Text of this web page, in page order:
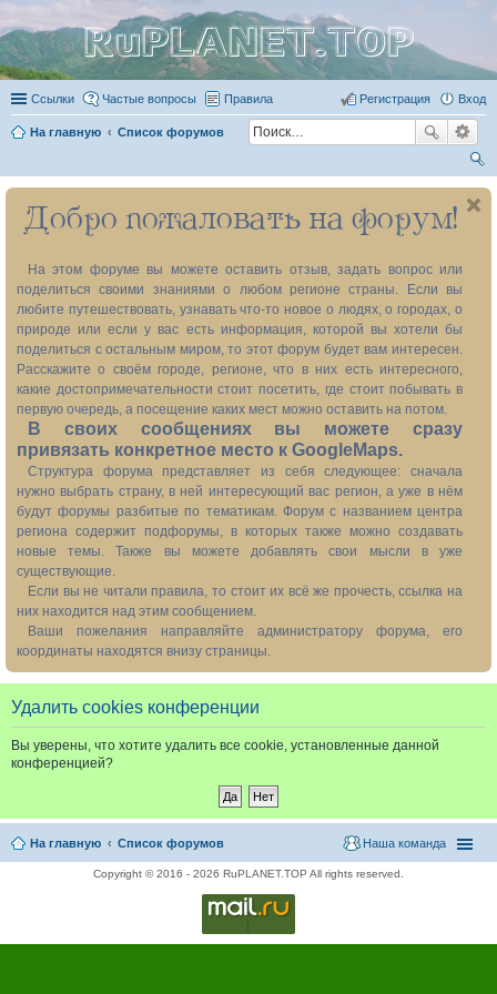
RuPLANET.TOP
Ссылки Частые вопросы Правила Вход
Регистрация
На главную Список форумов
ои
ск
Добро пожаловать на форум!
На этом форуме вы можете оставить отзыв, задать вопрос или
поделиться своими знаниями о любом регионе страны. Если вы
любите путешествовать, узнавать что-то новое о людях, о городах, о
природе или если у вас есть информация, которой вы хотели бы
поделиться с остальным миром, то этот форум будет вам интересен.
Расскажите о своём городе, регионе, что в них есть интересного,
какие достопримечательности стоит посетить, где стоит побывать в
первую очередь, а посещение каких мест можно оставить на потом.
В своих сообщениях вы можете сразу
привязать конкретное место к GoogleMaps.
Структура форума представляет из себя следующее: сначала
нужно выбрать страну, в ней интересующий вас регион, а уже в нём
будут форумы разбитые по тематикам. Форум с названием центра
региона содержит подфорумы, в которых также можно создавать
новые темы. Также вы можете добавлять свои мысли в уже
существующие.
Если вы не читали правила, то стоит их всё же прочесть, ссылка на
них находится над этим сообщением.
Ваши пожелания направляйте администратору форума, его
координаты находятся внизу страницы.
Удалить cookies конференции
Вы уверены, что хотите удалить все cookie, установленные данной
конференцией?
На главную Список форумов Наша команда
Copyright © 2016 - 2026 RuPLANET.TOP All rights reserved.